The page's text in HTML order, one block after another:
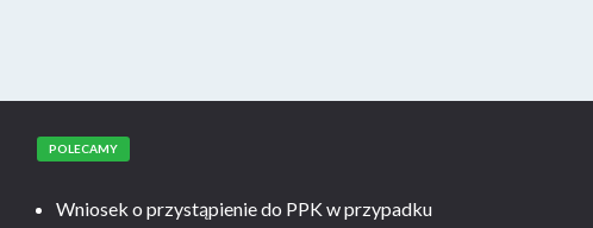
POLECAMY
Wniosek o przystąpienie do PPK w przypadku